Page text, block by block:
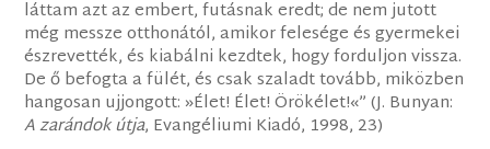
láttam azt az embert, futásnak eredt; de nem jutott
még messze otthonától, amikor felesége és gyermekei
észrevették, és kiabálni kezdtek, hogy forduljon vissza.
De ő befogta a fülét, és csak szaladt tovább, miközben
hangosan ujjongott: »Élet! Élet! Örökélet!«” (J. Bunyan:
A zarándok útja, Evangéliumi Kiadó, 1998, 23)